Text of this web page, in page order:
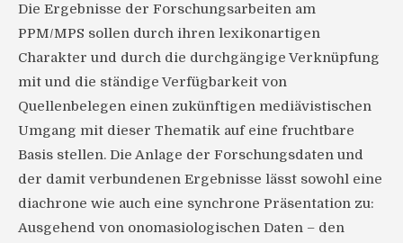
Die Ergebnisse der Forschungsarbeiten am
PPM/MPS sollen durch ihren lexikonartigen
Charakter und durch die durchgängige Verknüpfung
mit und die ständige Verfügbarkeit von
Quellenbelegen einen zukünftigen mediävistischen
Umgang mit dieser Thematik auf eine fruchtbare
Basis stellen. Die Anlage der Forschungsdaten und
der damit verbundenen Ergebnisse lässt sowohl eine
diachrone wie auch eine synchrone Präsentation zu:
Ausgehend von onomasiologischen Daten – den